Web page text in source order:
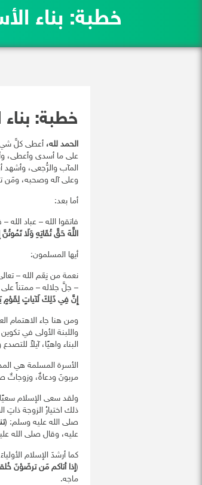
خطبة: بناء
خطبة:
الحمد لله، أعطى كلَّ شيء
على ما أسدى وأعطى،
المآب والرُّجعى،
وعلى آله وصحبه، ومَن
أما بعد:
فاتقوا الله – عباد
اللَّهَ حَقَّ تُقَاتِهِ وَلَا
أيها المسلمون:
نعمة من نِعَم الله –
– جلَّ جلاله – ممتناً
إِنَّ فِي ذَلِكَ لَآياتٍ لِقَوْمٍ
ومن هنا جاء الاهتمام
واللبنة الأولى في
البناء واهيًا، آيلاً للتصدع
الأسرة المسلمة هي
مربونَ ودعاةٌ، وزوجاتٌ
ولقد سعى الإسلام
ذلك اختيارُ الزوجة ذاتِ
صلى الله عليه وسلم: (
عليه، وقال صلى الله
كما أرشدَ الإسلام
(إذا أتاكم مَن ترضَوْنَ
ماجه.